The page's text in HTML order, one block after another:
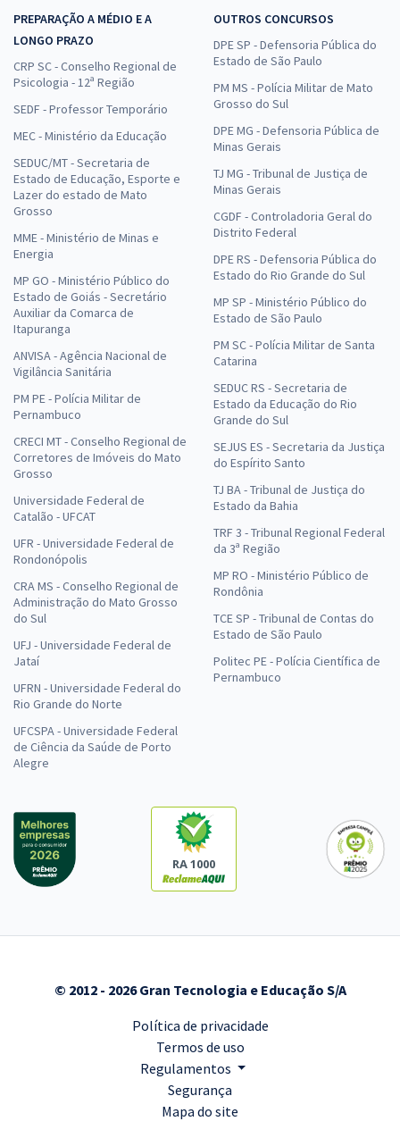
PREPARAÇÃO A MÉDIO E A
LONGO PRAZO
CRP SC - Conselho Regional de
Psicologia - 12ª Região
SEDF - Professor Temporário
MEC - Ministério da Educação
SEDUC/MT - Secretaria de
Estado de Educação, Esporte e
Lazer do estado de Mato
Grosso
MME - Ministério de Minas e
Energia
MP GO - Ministério Público do
Estado de Goiás - Secretário
Auxiliar da Comarca de
Itapuranga
ANVISA - Agência Nacional de
Vigilância Sanitária
PM PE - Polícia Militar de
Pernambuco
CRECI MT - Conselho Regional de
Corretores de Imóveis do Mato
Grosso
Universidade Federal de
Catalão - UFCAT
UFR - Universidade Federal de
Rondonópolis
CRA MS - Conselho Regional de
Administração do Mato Grosso
do Sul
UFJ - Universidade Federal de
Jataí
UFRN - Universidade Federal do
Rio Grande do Norte
UFCSPA - Universidade Federal
de Ciência da Saúde de Porto
Alegre
OUTROS CONCURSOS
DPE SP - Defensoria Pública do
Estado de São Paulo
PM MS - Polícia Militar de Mato
Grosso do Sul
DPE MG - Defensoria Pública de
Minas Gerais
TJ MG - Tribunal de Justiça de
Minas Gerais
CGDF - Controladoria Geral do
Distrito Federal
DPE RS - Defensoria Pública do
Estado do Rio Grande do Sul
MP SP - Ministério Público do
Estado de São Paulo
PM SC - Polícia Militar de Santa
Catarina
SEDUC RS - Secretaria de
Estado da Educação do Rio
Grande do Sul
SEJUS ES - Secretaria da Justiça
do Espírito Santo
TJ BA - Tribunal de Justiça do
Estado da Bahia
TRF 3 - Tribunal Regional Federal
da 3ª Região
MP RO - Ministério Público de
Rondônia
TCE SP - Tribunal de Contas do
Estado de São Paulo
Politec PE - Polícia Científica de
Pernambuco
RA 1000
© 2012 - 2026 Gran Tecnologia e Educação S/A
Política de privacidade
Termos de uso
Regulamentos
Segurança
Mapa do site